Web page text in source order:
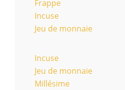
Frappe
Incuse
Jeu de monnaie
Incuse
Jeu de monnaie
Millésime